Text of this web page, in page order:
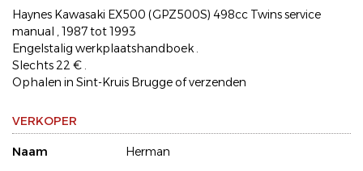
Haynes Kawasaki EX500 (GPZ500S) 498cc Twins service
manual , 1987 tot 1993
Engelstalig werkplaatshandboek .
Slechts 22 € .
Ophalen in Sint-Kruis Brugge of verzenden
VERKOPER
Naam
Herman